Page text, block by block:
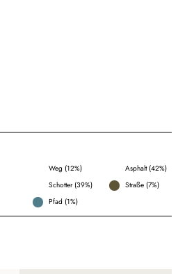
Weg (12%)
Asphalt (42%)
Schotter (39%)
Straße (7%)
Pfad (1%)